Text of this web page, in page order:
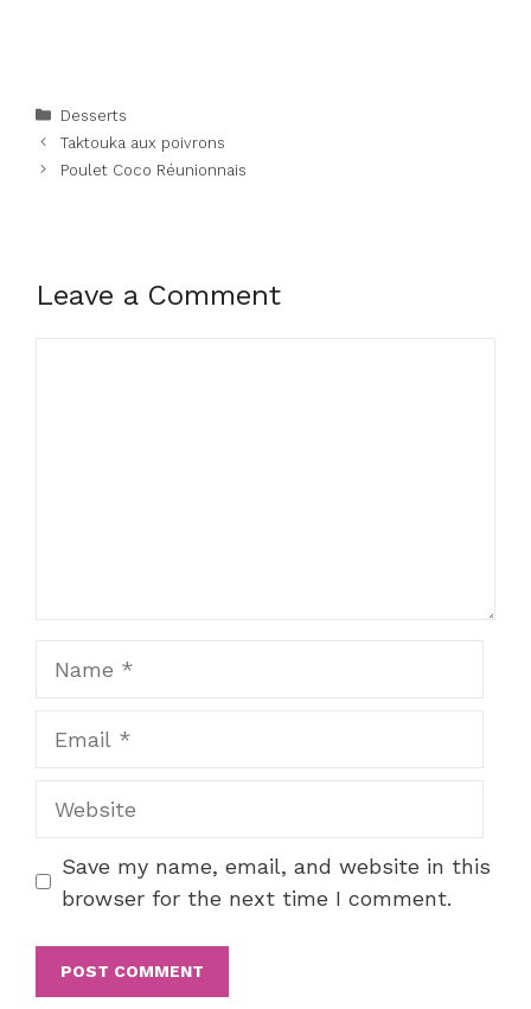
Categories
Desserts
Taktouka aux poivrons
Poulet Coco Réunionnais
Leave a Comment
Save my name, email, and website in this
browser for the next time I comment.